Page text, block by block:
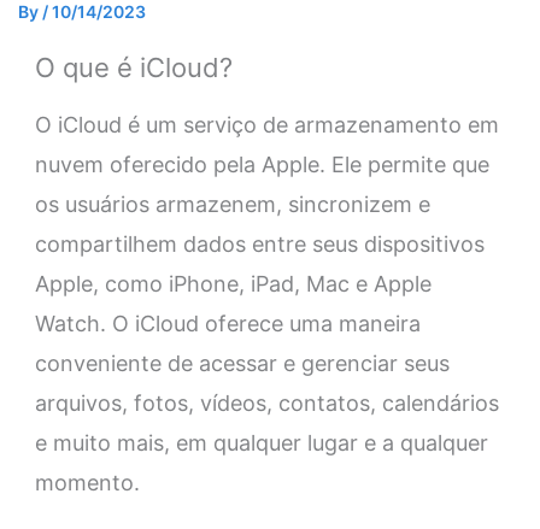
By /10/14/2023
O que é iCloud?
O iCloud é um serviço de armazenamento em
nuvem oferecido pela Apple. Ele permite que
os usuários armazenem, sincronizem e
compartilhem dados entre seus dispositivos
Apple, como iPhone, iPad, Mac e Apple
Watch. O iCloud oferece uma maneira
conveniente de acessar e gerenciar seus
arquivos, fotos, vídeos, contatos, calendários
e muito mais, em qualquer lugar e a qualquer
momento.